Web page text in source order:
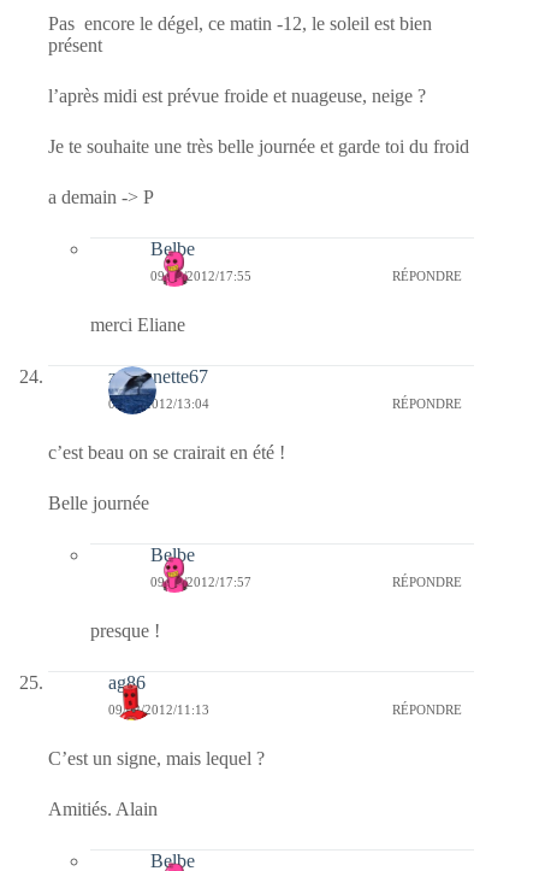
Pas encore le dégel, ce matin -12, le soleil est bien
présent
l’après midi est prévue froide et nuageuse, neige ?
Je te souhaite une très belle journée et garde toi du froid
a demain -> P
Belbe
09/02/2012/17:55 RÉPONDRE
merci Eliane
zazounette67
09/02/2012/13:04 RÉPONDRE
c’est beau on se crairait en été !
Belle journée
Belbe
09/02/2012/17:57 RÉPONDRE
presque !
ag86
09/02/2012/11:13 RÉPONDRE
C’est un signe, mais lequel ?
Amitiés. Alain
Belbe